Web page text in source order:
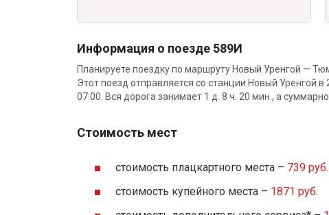
Информация о поезде 589И
Планируете поездку по маршруту Новый Уренгой —
Этот поезд отправляется со станции Новый Уренгой
07:00. Вся дорога занимает 1 д. 8 ч. 20 мин., а
Стоимость мест
стоимость плацкартного места – 739 руб.
стоимость купейного места – 1871 руб.